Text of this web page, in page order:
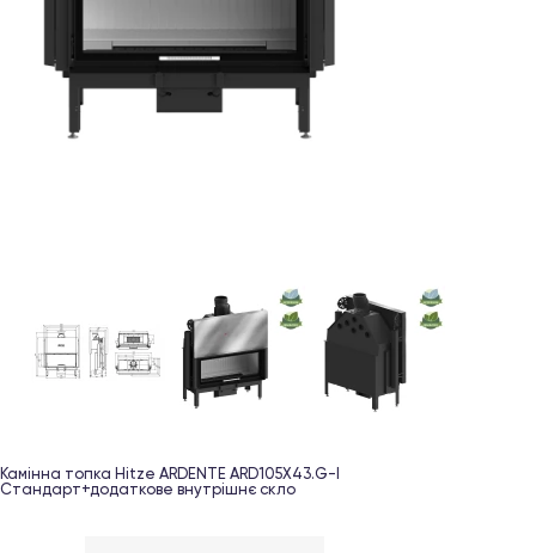
Камінна топка Hitze ARDENTE ARD105Х43.G-I
Стандарт+додаткове внутрішнє скло